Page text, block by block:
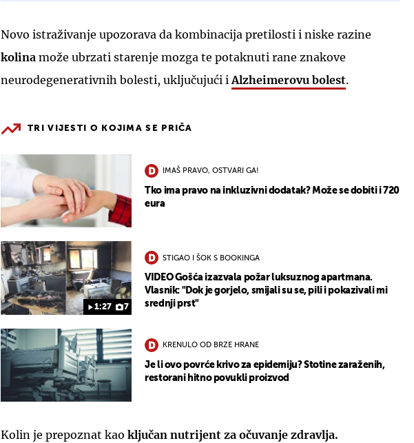
Novo istraživanje upozorava da kombinacija pretilosti i niske razine
kolina može ubrzati starenje mozga te potaknuti rane znakove
neurodegenerativnih bolesti, uključujući i Alzheimerovu bolest.
TRI VIJESTI O KOJIMA SE PRIČA
IMAŠ PRAVO, OSTVARI GA!
Tko ima pravo na inkluzivni dodatak? Može se dobiti i 720
eura
1:27 7
STIGAO I ŠOK S BOOKINGA
VIDEO Gošća izazvala požar luksuznog apartmana.
Vlasnik: "Dok je gorjelo, smijali su se, pili i pokazivali mi
srednji prst"
KRENULO OD BRZE HRANE
Je li ovo povrće krivo za epidemiju? Stotine zaraženih,
restorani hitno povukli proizvod
Kolin je prepoznat kao ključan nutrijent za očuvanje zdravlja.